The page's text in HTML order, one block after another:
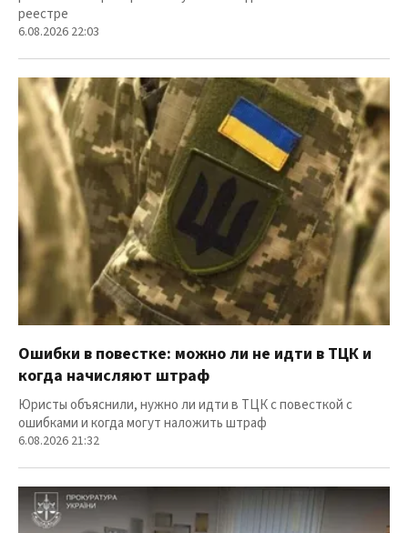
реестре
6.08.2026 22:03
Ошибки в повестке: можно ли не идти в ТЦК и
когда начисляют штраф
Юристы объяснили, нужно ли идти в ТЦК с повесткой с
ошибками и когда могут наложить штраф
6.08.2026 21:32